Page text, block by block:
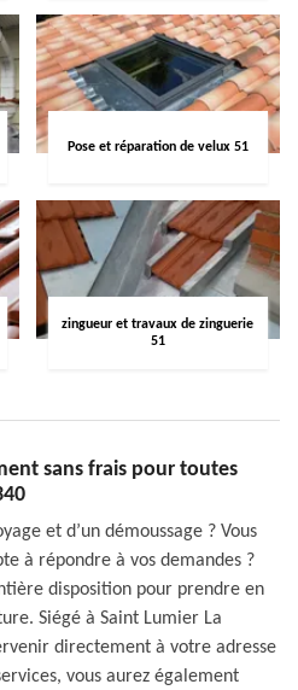
Pose et réparation de velux 51
zingueur et travaux de zinguerie
51
sans frais pour toutes
et d’un démoussage ? Vous
à répondre à vos demandes ?
disposition pour prendre en
Siégé à Saint Lumier La
directement à votre adresse
vous aurez également